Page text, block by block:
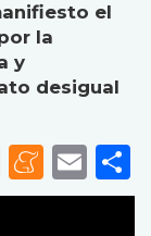
el
la
y
desigual